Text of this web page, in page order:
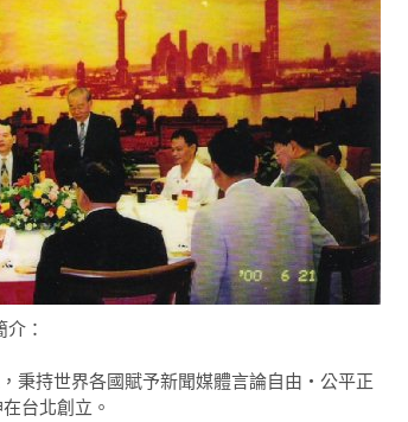
：
秉持世界各國賦予新聞媒體言論自由‧公平正
台北創立。